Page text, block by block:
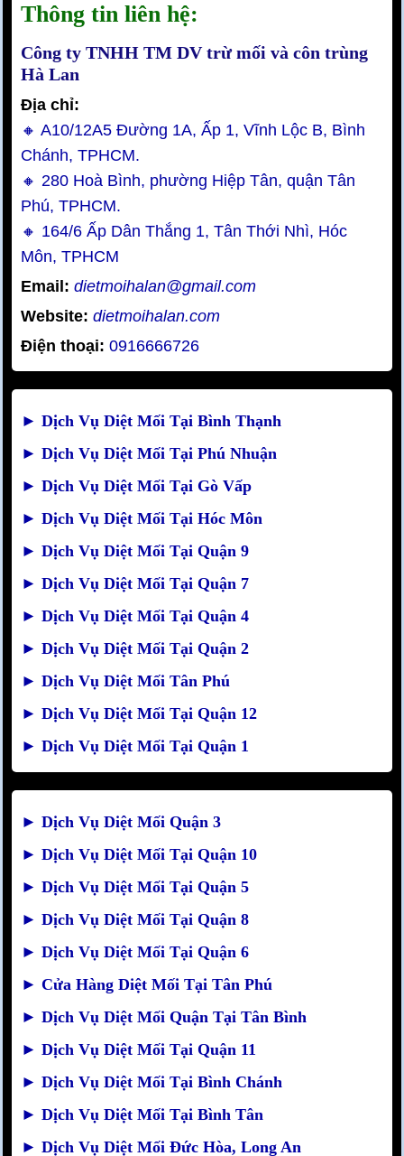
Thông tin liên hệ:
Công ty TNHH TM DV trừ mối và côn trùng
Hà Lan
Địa chỉ:
🔸 A10/12A5 Đường 1A, Ấp 1, Vĩnh Lộc B, Bình
Chánh, TPHCM.
🔸 280 Hoà Bình, phường Hiệp Tân, quận Tân
Phú, TPHCM.
🔸 164/6 Ấp Dân Thắng 1, Tân Thới Nhì, Hóc
Môn, TPHCM
Email: dietmoihalan@gmail.com
Website: dietmoihalan.com
Điện thoại: 0916666726
► Dịch Vụ Diệt Mối Tại Bình Thạnh
► Dịch Vụ Diệt Mối Tại Phú Nhuận
► Dịch Vụ Diệt Mối Tại Gò Vấp
► Dịch Vụ Diệt Mối Tại Hóc Môn
► Dịch Vụ Diệt Mối Tại Quận 9
► Dịch Vụ Diệt Mối Tại Quận 7
► Dịch Vụ Diệt Mối Tại Quận 4
► Dịch Vụ Diệt Mối Tại Quận 2
► Dịch Vụ Diệt Mối Tân Phú
► Dịch Vụ Diệt Mối Tại Quận 12
► Dịch Vụ Diệt Mối Tại Quận 1
► Dịch Vụ Diệt Mối Quận 3
► Dịch Vụ Diệt Mối Tại Quận 10
► Dịch Vụ Diệt Mối Tại Quận 5
► Dịch Vụ Diệt Mối Tại Quận 8
► Dịch Vụ Diệt Mối Tại Quận 6
► Cửa Hàng Diệt Mối Tại Tân Phú
► Dịch Vụ Diệt Mối Quận Tại Tân Bình
► Dịch Vụ Diệt Mối Tại Quận 11
► Dịch Vụ Diệt Mối Tại Bình Chánh
► Dịch Vụ Diệt Mối Tại Bình Tân
► Dịch Vụ Diệt Mối Đức Hòa, Long An